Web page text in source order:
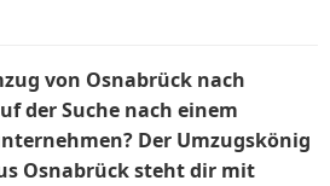
von Osnabrück nach
der Suche nach einem
Der Umzugskönig
Osnabrück steht dir mit